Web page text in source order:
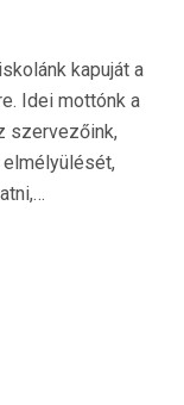
kapuját a
Idei mottónk a
szervezőink,